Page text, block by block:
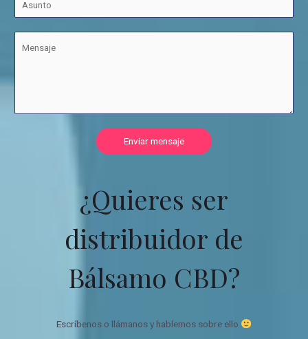
Enviar mensaje
¿Quieres ser
distribuidor de
Bálsamo CBD?
Escríbenos o llámanos y hablemos sobre ello